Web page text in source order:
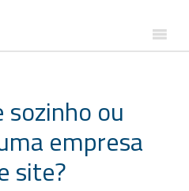
sozinho ou
empresa
site?